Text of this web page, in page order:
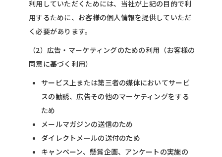
利用していただくためには、当社が上記の目的で利
用するために、お客様の個人情報を提供していただ
く必要があります。
（2）広告・マーケティングのための利用（お客様の
同意に基づく利用）
サービス上または第三者の媒体においてサービ
スの勧誘、広告その他のマーケティングをする
ため
メールマガジンの送信のため
ダイレクトメールの送付のため
キャンペーン、懸賞企画、アンケートの実施の